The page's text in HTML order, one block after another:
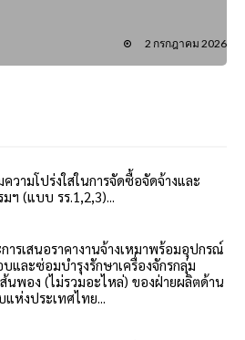
2 กรกฎาคม 2026
ความโปร่งใสในการจัดซื้อจัดจ้างและ
(แบบ รร.1,2,3)...
ารเสนอราคางานจ้างเหมาพร้อมอุปกรณ์
บและซ่อมบำรุงรักษาเครื่องจักรกลุ่ม
ส้นพอง (ไม่รวมอะไหล่) ของฝ่ายผลิตด้าน
แห่งประเทศไทย...